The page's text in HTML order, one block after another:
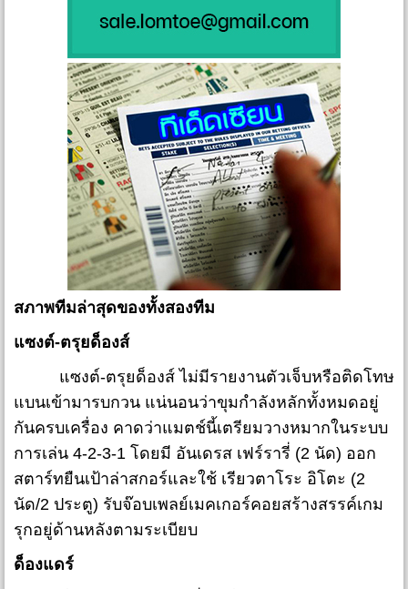
สภาพทีมล่าสุดของทั้งสองทีม
แซงต์-ตรุยด็องส์
แซงต์-ตรุยด็องส์ ไม่มีรายงานตัวเจ็บหรือติดโทษ
แบนเข้ามารบกวน แน่นอนว่าขุมกำลังหลักทั้งหมดอยู่
กันครบเครื่อง คาดว่าแมตช์นี้เตรียมวางหมากในระบบ
การเล่น 4-2-3-1 โดยมี อันเดรส เฟร์รารี่ (2 นัด) ออก
สตาร์ทยืนเป้าล่าสกอร์และใช้ เรียวตาโระ อิโตะ (2
นัด/2 ประตู) รับจ๊อบเพลย์เมคเกอร์คอยสร้างสรรค์เกม
รุกอยู่ด้านหลังตามระเบียบ
ด็องแดร์